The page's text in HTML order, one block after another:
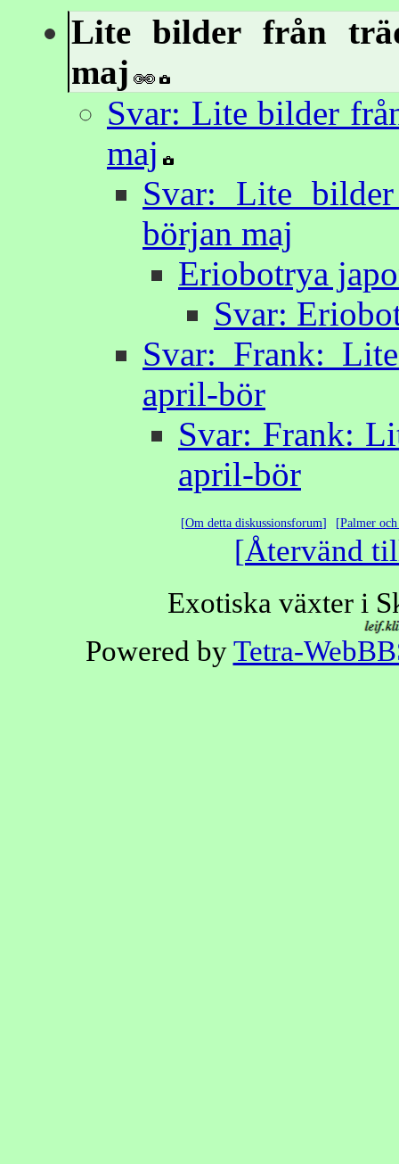
Lite bilder från
maj
Svar: Lite bilder
maj
Svar: Lite
början maj
Eriobotrya
Svar:
Svar: Frank:
april-bör
Svar: Frank:
april-bör
Om detta diskussionsforum Palmer
Återvänd
Exotiska växter i
Powered byTetra-